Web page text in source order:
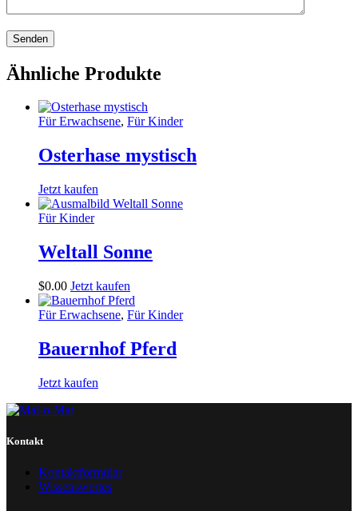
Ähnliche Produkte
Für Erwachsene, Für Kinder
Osterhase mystisch
Jetzt kaufen
Für Kinder
Weltall Sonne
$0.00 Jetzt kaufen
Für Erwachsene, Für Kinder
Bauernhof Pferd
Jetzt kaufen
Kontakt
Kontaktformular
Wissenswertes